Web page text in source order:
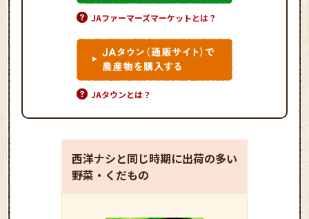
JAファーマーズマーケットとは？
JAタウンとは？
西洋ナシと同じ時期に出荷の多い
野菜・くだもの